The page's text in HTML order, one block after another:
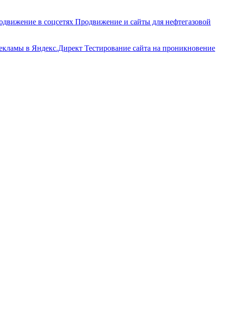
в соцсетях Продвижение и сайты для нефтегазовой
в Яндекс.Директ Тестирование сайта на проникновение